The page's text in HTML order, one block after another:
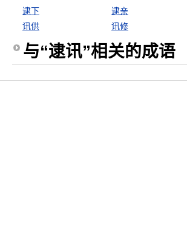
逮下 逮亲
讯供
讯修
与“逮讯”相关的成语